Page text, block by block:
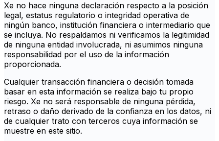
Xe no hace ninguna declaración respecto a la posición
legal, estatus regulatorio o integridad operativa de
ningún banco, institución financiera o intermediario que
se incluya. No respaldamos ni verificamos la legitimidad
de ninguna entidad involucrada, ni asumimos ninguna
responsabilidad por el uso de la información
proporcionada.
Cualquier transacción financiera o decisión tomada
basar en esta información se realiza bajo tu propio
riesgo. Xe no será responsable de ninguna pérdida,
retraso o daño derivado de la confianza en los datos, ni
de cualquier trato con terceros cuya información se
muestre en este sitio.